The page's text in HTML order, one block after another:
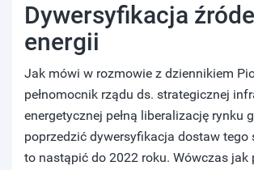
Dywersyfikacja
energii
Jak mówi w rozmowie z dziennikiem
pełnomocnik rządu ds. strategicznej
energetycznej pełną liberalizację rynku
poprzedzić dywersyfikacja dostaw tego
to nastąpić do 2022 roku. Wówczas jak